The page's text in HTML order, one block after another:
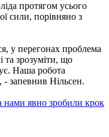
протягом усього
сили, порівняно з
у перегонах проблема
та зрозуміти, що
Наша робота
- запевнив Нільсен.
нами явно зробили крок